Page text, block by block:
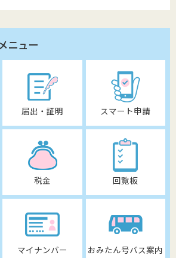
ニュー
届出・証明 スマート申請
税金 回覧板
マイナンバー おみたん号バス案内